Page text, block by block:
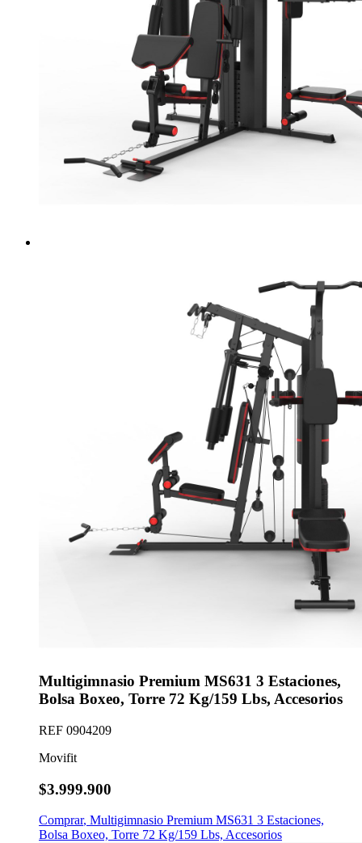
Multigimnasio Premium MS631 3 Estaciones,
Bolsa Boxeo, Torre 72 Kg/159 Lbs, Accesorios
REF 0904209
Movifit
$3.999.900
Comprar, Multigimnasio Premium MS631 3 Estaciones,
Bolsa Boxeo, Torre 72 Kg/159 Lbs, Accesorios